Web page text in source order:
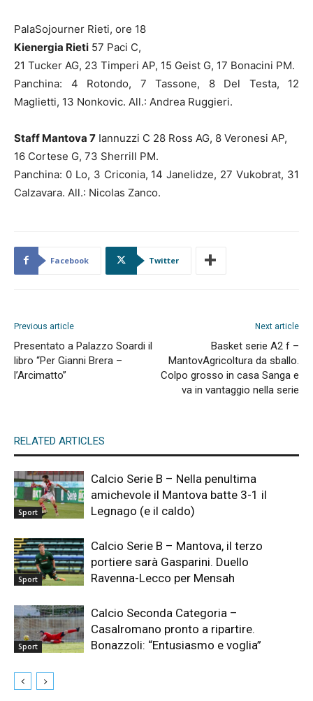
PalaSojourner Rieti, ore 18
Kienergia Rieti 57 Paci C,
21 Tucker AG, 23 Timperi AP, 15 Geist G, 17 Bonacini PM.
Panchina: 4 Rotondo, 7 Tassone, 8 Del Testa, 12
Maglietti, 13 Nonkovic. All.: Andrea Ruggieri.
Staff Mantova 7 Iannuzzi C 28 Ross AG, 8 Veronesi AP,
16 Cortese G, 73 Sherrill PM.
Panchina: 0 Lo, 3 Criconia, 14 Janelidze, 27 Vukobrat, 31
Calzavara. All.: Nicolas Zanco.
Facebook Twitter
Previous article
Presentato a Palazzo Soardi il
libro “Per Gianni Brera –
l’Arcimatto”
Next article
Basket serie A2 f –
MantovAgricoltura da sballo.
Colpo grosso in casa Sanga e
va in vantaggio nella serie
RELATED ARTICLES
Sport
Calcio Serie B – Nella penultima
amichevole il Mantova batte 3-1 il
Legnago (e il caldo)
Sport
Calcio Serie B – Mantova, il terzo
portiere sarà Gasparini. Duello
Ravenna-Lecco per Mensah
Sport
Calcio Seconda Categoria –
Casalromano pronto a ripartire.
Bonazzoli: “Entusiasmo e voglia”